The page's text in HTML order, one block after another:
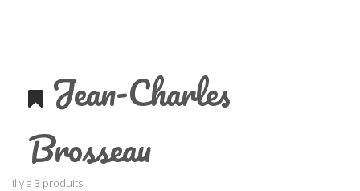
Jean-Charles
Brosseau
Il y a 3 produits.